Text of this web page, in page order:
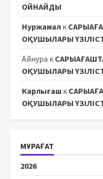
ОЙНАЙДЫ
Нуржамал к
ОҚУШЫЛАРЫ
Айнура к
ОҚУШЫЛАРЫ
Карлығаш к
ОҚУШЫЛАРЫ
МҰРАҒАТ
2026